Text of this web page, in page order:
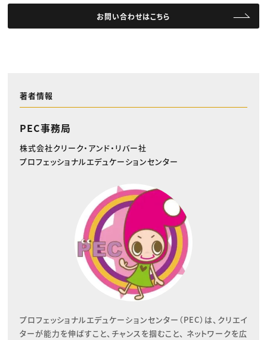
お問い合わせはこちら
著者情報
PEC事務局
株式会社クリーク・アンド・リバー社
プロフェッショナルエデュケーションセンター
プロフェッショナルエデュケーションセンター（PEC）は、クリエイ
ターが能力を伸ばすこと、チャンスを掴むこと、 ネットワークを広